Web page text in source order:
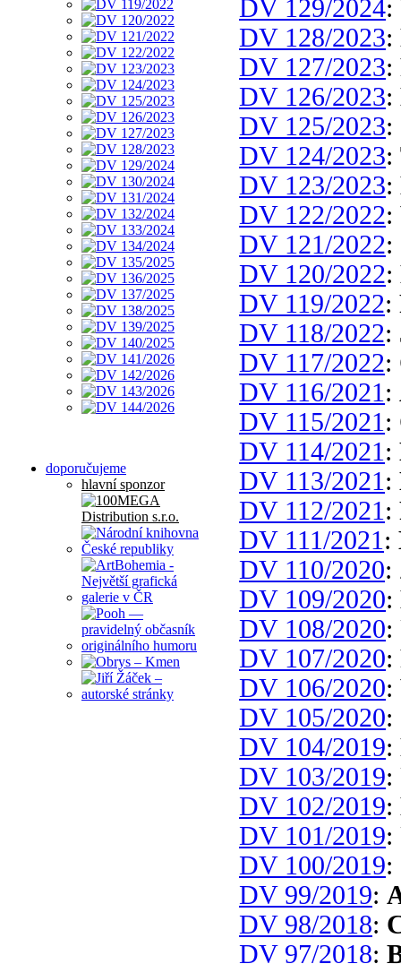
doporučujeme
hlavní sponzor
DV 129/2024:
DV 128/2023:
DV 127/2023:
DV 126/2023:
DV 125/2023:
DV 124/2023:
DV 123/2023:
DV 122/2022:
DV 121/2022:
DV 120/2022:
DV 119/2022:
DV 118/2022:
DV 117/2022:
DV 116/2021 :
DV 115/2021 :
DV 114/2021 :
DV 113/2021 :
DV 112/2021 :
DV 111/2021 :
DV 110/2020:
DV 109/2020:
DV 108/2020:
DV 107/2020:
DV 106/2020:
DV 105/2020:
DV 104/2019:
DV 103/2019:
DV 102/2019:
DV 101/2019:
DV 100/2019:
DV 99/2019:
DV 98/2018:
DV 97/2018: